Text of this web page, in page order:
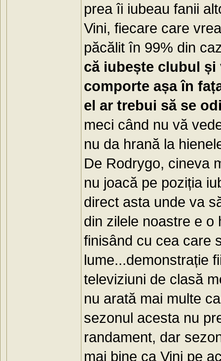
prea îi iubeau fanii
Vini, fiecare care
păcălit în 99% din
că iubește clubul și
comporte așa în
el ar trebui să se
meci când nu vă
nu da hrană la
De Rodrygo, cineva
nu joacă pe poziția
direct asta unde va
din zilele noastre e
finisând cu cea care
lume...demonstrație
televiziuni de clasă
nu arată mai multe
sezonul acesta nu
randament, dar
mai bine ca Vini pe